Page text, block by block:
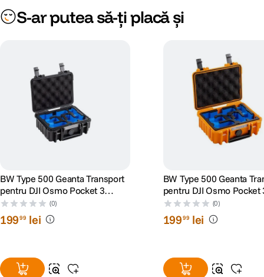
S-ar putea să-ți placă și
BW Type 500 Geanta Transport
pentru DJI Osmo Pocket 3
Creator Combo Negru
(0)
19999 lei
BW Type 500 Geanta
pentru DJI Osmo Pocket
Creator Combo Portocaliu
(0)
19999 lei